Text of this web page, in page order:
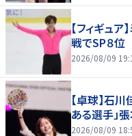
【フィギュ
戦でSP８
2026/08/09
【卓球】石
ある選手」
2026/08/09